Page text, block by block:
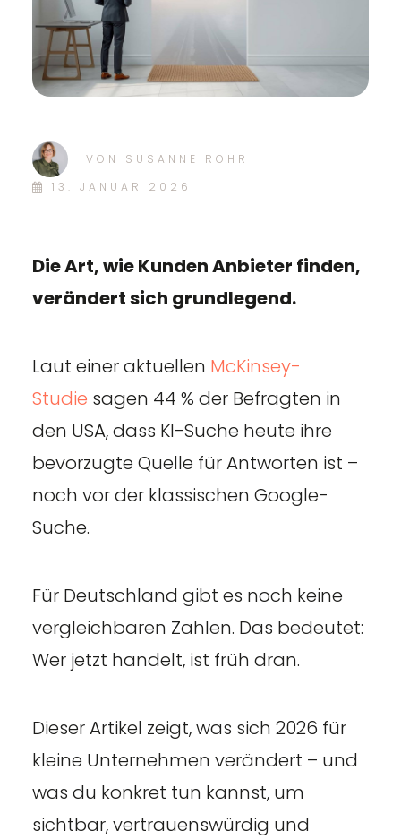
VON
SUSANNE ROHR
13. JANUAR 2026
Die Art, wie Kunden Anbieter finden,
verändert sich grundlegend.
Laut einer aktuellen McKinsey-
Studie sagen 44 % der Befragten in
den USA, dass KI-Suche heute ihre
bevorzugte Quelle für Antworten ist –
noch vor der klassischen Google-
Suche.
Für Deutschland gibt es noch keine
vergleichbaren Zahlen. Das bedeutet:
Wer jetzt handelt, ist früh dran.
Dieser Artikel zeigt, was sich 2026 für
kleine Unternehmen verändert – und
was du konkret tun kannst, um
sichtbar, vertrauenswürdig und